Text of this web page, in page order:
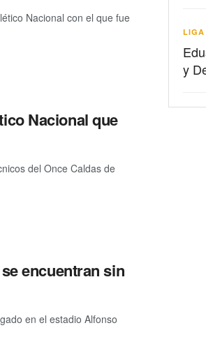
Nacional con el que fue
Nacional que
del Once Caldas de
encuentran sin
en el estadio Alfonso
LIGA
y